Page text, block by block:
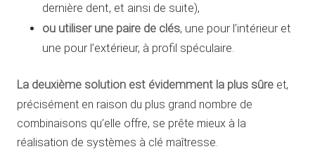
dernière dent, et ainsi de suite),
ou utiliser une paire de clés, une pour l’intérieur et
une pour l’extérieur, à profil spéculaire.
La deuxième solution est évidemment la plus sûre et,
précisément en raison du plus grand nombre de
combinaisons qu’elle offre, se prête mieux à la
réalisation de systèmes à clé maîtresse.